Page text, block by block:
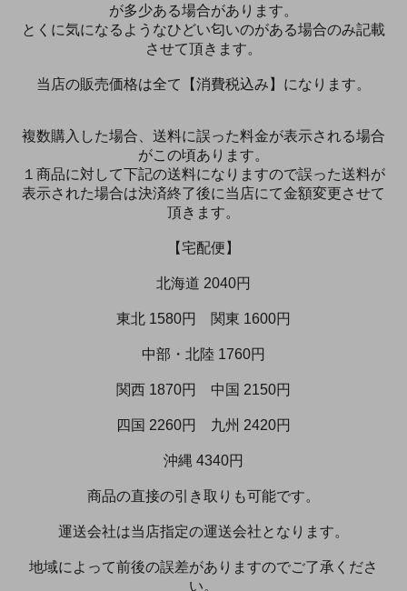
が多少ある場合があります。
とくに気になるようなひどい匂いのがある場合のみ記載
させて頂きます。
当店の販売価格は全て【消費税込み】になります。
複数購入した場合、送料に誤った料金が表示される場合
がこの頃あります。
１商品に対して下記の送料になりますので誤った送料が
表示された場合は決済終了後に当店にて金額変更させて
頂きます。
【宅配便】
北海道 2040円
東北 1580円 関東 1600円
中部・北陸 1760円
関西 1870円 中国 2150円
四国 2260円 九州 2420円
沖縄 4340円
商品の直接の引き取りも可能です。
運送会社は当店指定の運送会社となります。
地域によって前後の誤差がありますのでご了承くださ
い。